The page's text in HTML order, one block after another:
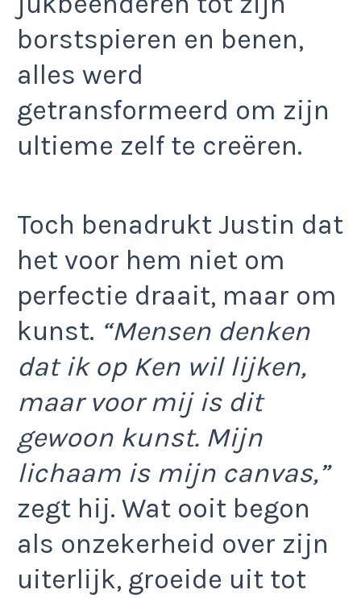
borstspieren en benen,
alles werd
getransformeerd om zijn
ultieme zelf te creëren.
Toch benadrukt Justin dat
het voor hem niet om
perfectie draait, maar om
kunst. “Mensen denken
dat ik op Ken wil lijken,
maar voor mij is dit
gewoon kunst. Mijn
lichaam is mijn canvas,”
zegt hij. Wat ooit begon
als onzekerheid over zijn
uiterlijk, groeide uit tot